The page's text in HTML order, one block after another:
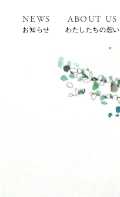
NEWS
お知らせ
ABOUT US
わたしたちの想い